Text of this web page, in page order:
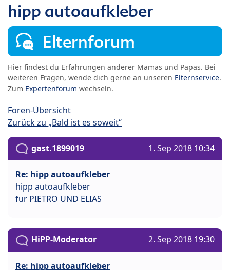
hipp autoaufkleber
Elternforum
Hier findest du Erfahrungen anderer Mamas und Papas. Bei
weiteren Fragen, wende dich gerne an unseren Elternservice.
Zum Expertenforum wechseln.
Foren-Übersicht
Zurück zu „Bald ist es soweit“
gast.1899019 1. Sep 2018 10:34
Re: hipp autoaufkleber
hipp autoaufkleber
fur PIETRO UND ELIAS
HiPP-Moderator 2. Sep 2018 19:30
Re: hipp autoaufkleber